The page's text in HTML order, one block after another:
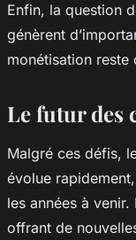
Enfin, la question
génèrent
monétisation reste
Le futur des
Malgré ces défis,
évolue
les années à
offrant de